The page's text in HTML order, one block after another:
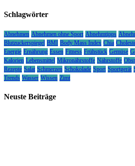
Schlagwörter
Abnehmen Abnehmen ohne Sport Abnehmtipps
Blutzuckerspiegel BMI Body Mass Index Chia
Energie Ernährung Essen Fitness Frühstück Gemüse
Kalorien Lebensmittel Mikronährstoffe Nährstoffe Obst
Rezepte Salat Schmerzen Schokolade Sport Sportgerät
Trends Wasser Wissen Zimt
Neuste Beiträge